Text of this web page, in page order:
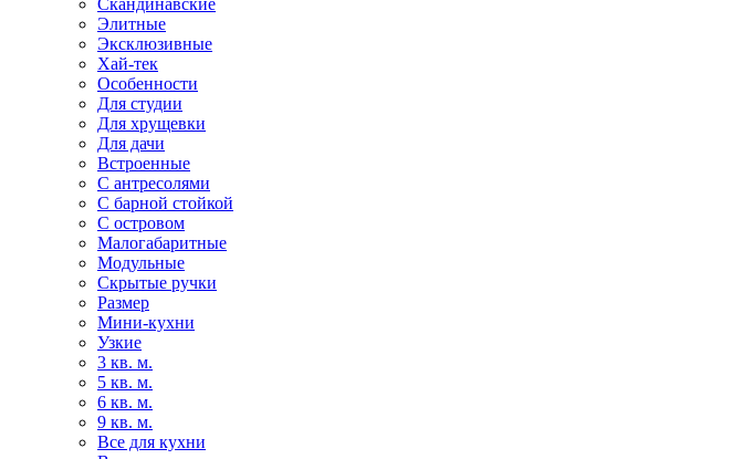
Элитные
Эксклюзивные
Хай-тек
Особенности
Для студии
Для хрущевки
Для дачи
Встроенные
С антресолями
С барной стойкой
С островом
Малогабаритные
Модульные
Скрытые ручки
Размер
Мини-кухни
Узкие
3 кв. м.
5 кв. м.
6 кв. м.
9 кв. м.
Все для кухни